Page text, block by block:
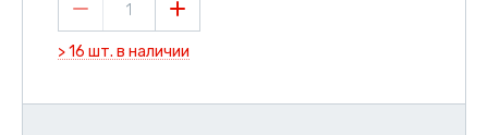
1
> 16 шт. в наличии